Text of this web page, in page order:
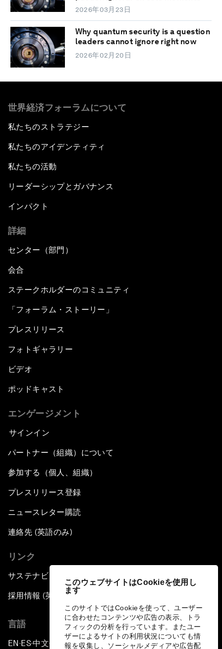
このウェブサイトはCookieを使用し
ます
このサイトではCookieを使って、ユーザー
に合わせたコンテンツや広告の表示、トラ
フィックの分析を行っています。またユー
ザーによるサイトの利用状況についても情
報を収集し、ソーシャルメディアや広告配
2026年03月23日
Why quantum security is a question
leaders cannot ignore right now
2026年02月20日
世界経済フォーラムについて
私たちのストラテジー
私たちのアイデンティティ
私たちの活動
リーダーシップとガバナンス
インパクト
詳細
センター（部門）
会合
ステークホルダーのコミュニティ
「フォーラム・ストーリー」
プレスリリース
フォトギャラリー
ビデオ
ポッドキャスト
エンゲージメント
サインイン
パートナー（組織）について
参加する（個人、組織）
プレスリリース登録
ニュースレター購読
連絡先 (英語のみ)
リンク
サステナビリティへの取り組み
採用情報 (英語のみ)
言語
EN ▪ES▪中文▪ 日本語